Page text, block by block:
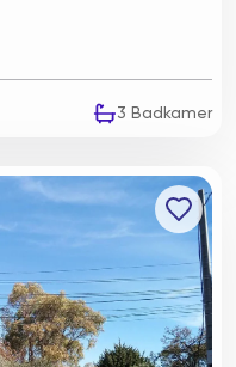
3 Badkamer